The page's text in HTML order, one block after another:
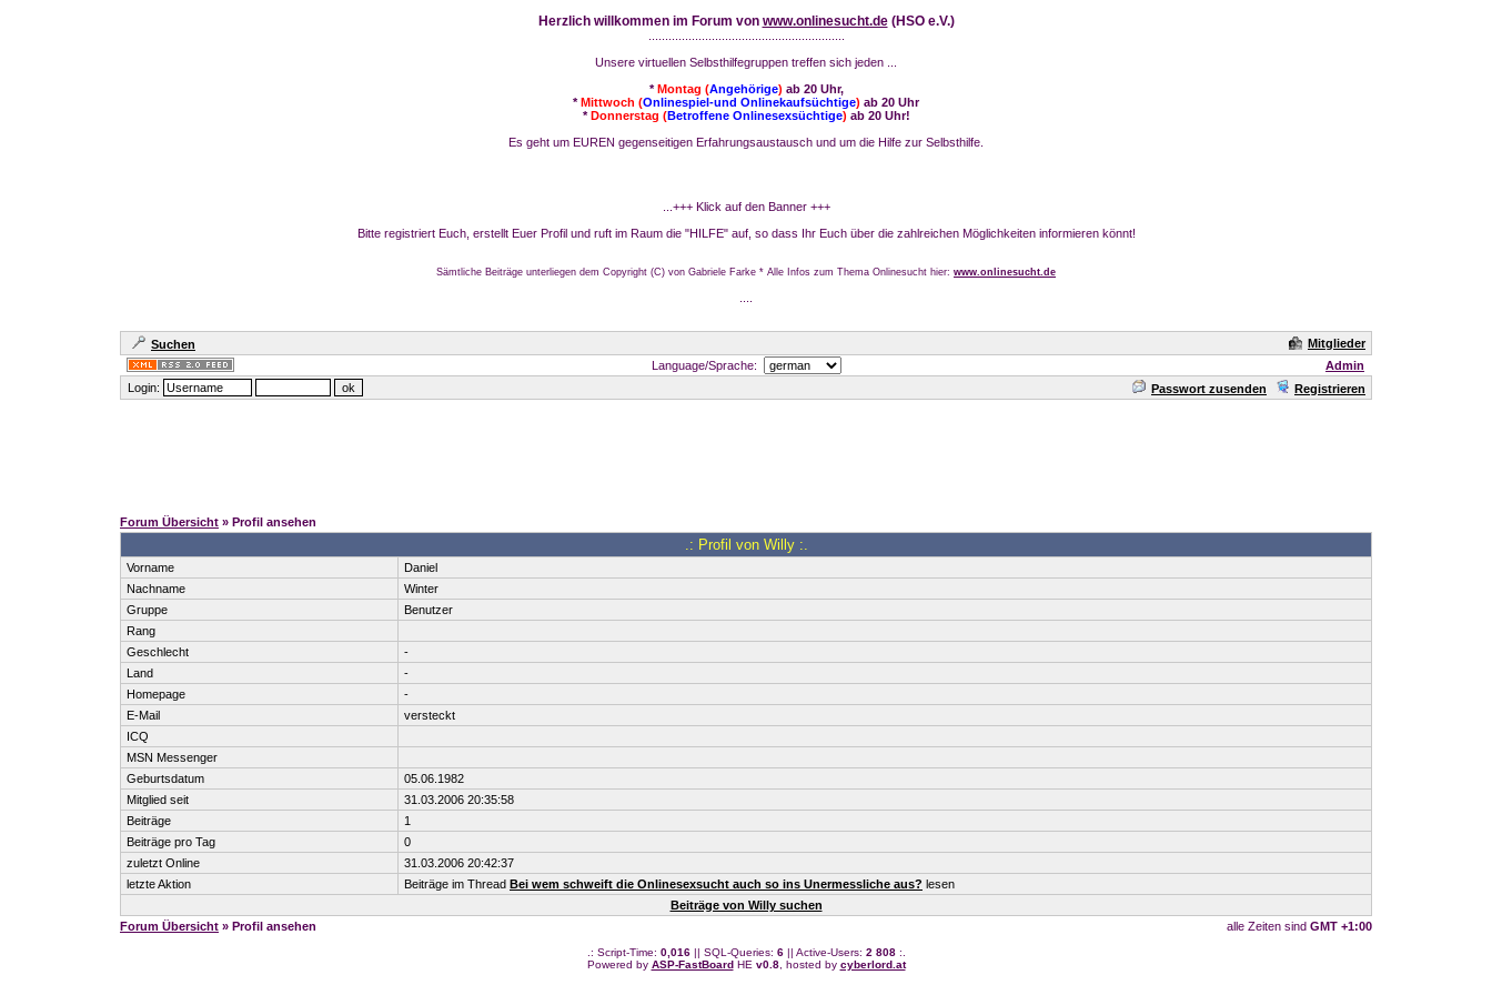
Herzlich willkommen im Forum von www.onlinesucht.de(HSO e.V.)
Unsere virtuellen Selbsthilfegruppen treffen sich jeden ...
*Montag (Angehörige) ab 20 Uhr,
*Mittwoch (Onlinespiel-und Onlinekaufsüchtige) ab 20 Uhr
*Donnerstag (Betroffene Onlinesexsüchtige) ab 20 Uhr!
Es geht um EUREN gegenseitigen Erfahrungsaustausch und um die Hilfe zur Selbsthilfe.
...+++ Klick auf den Banner +++
Bitte registriert Euch, erstellt Euer Profil und ruft im Raum die "HILFE" auf, so dass Ihr Euch über die zahlreichen Möglichkeiten informieren könnt!
Sämtliche Beiträge unterliegen dem Copyright (C) von Gabriele Farke * Alle Infos zum Thema Onlinesucht hier: www.onlinesucht.de
Suchen
Mitglieder
Language/Sprache:
Admin
Login:
Passwort zusenden Registrieren
Forum Übersicht » Profil ansehen
.: Profil von Willy :.
Vorname
Daniel
Nachname
Winter
Gruppe
Benutzer
Rang
Geschlecht
-
Land
-
Homepage
-
E-Mail
versteckt
ICQ
MSN Messenger
Geburtsdatum
05.06.1982
Mitglied seit
31.03.2006 20:35:58
Beiträge
1
Beiträge pro Tag
0
zuletzt Online
31.03.2006 20:42:37
letzte Aktion
Beiträge im Thread Bei wem schweift die Onlinesexsucht auch so ins Unermessliche aus? lesen
Beiträge von Willy suchen
Forum Übersicht » Profil ansehen alle Zeiten sind GMT +1:00
.: Script-Time: 0,016|| SQL-Queries: 6|| Active-Users: 2 808:.
Powered by ASP-FastBoardHE v0.8, hosted by cyberlord.at